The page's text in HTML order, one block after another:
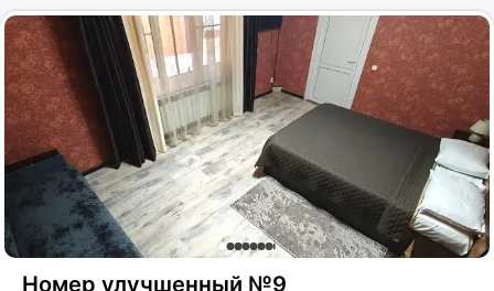
Номер улучшенный №9